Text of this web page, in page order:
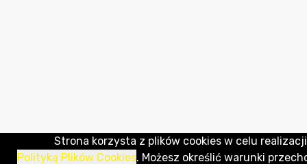
Strona korzysta z plików cookies w celu
Polityką Plików Cookies. Możesz określić warunki